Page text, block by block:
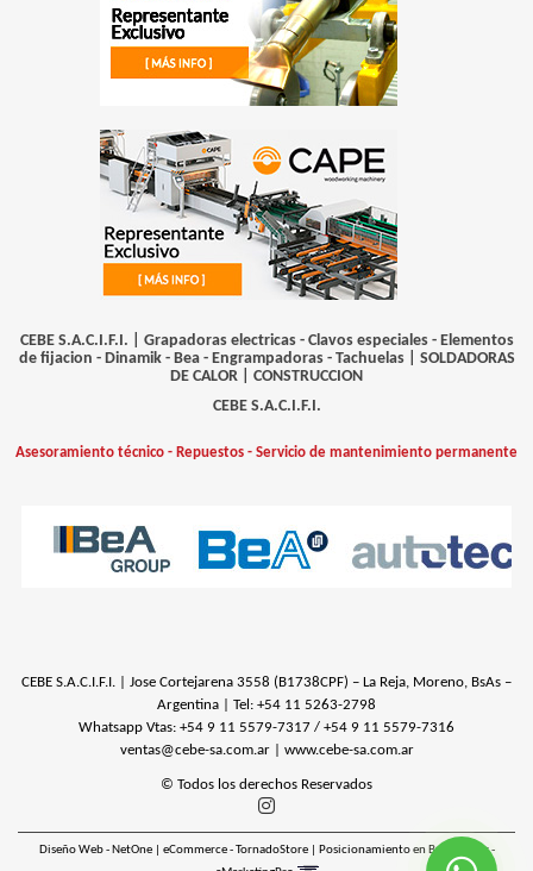
CEBE S.A.C.I.F.I. | Grapadoras electricas - Clavos especiales - Elementos
de fijacion - Dinamik - Bea - Engrampadoras - Tachuelas | SOLDADORAS
DE CALOR
CONSTRUCCION
CEBE S.A.C.I.F.I.
Asesoramiento técnico - Repuestos - Servicio de mantenimiento permanente
CEBE S.A.C.I.F.I. | Jose Cortejarena 3558 (B1738CPF) – La Reja, Moreno, BsAs –
Argentina | Tel: +54 11 5263-2798
Whatsapp Vtas: +54 9 11 5579-7317 / +54 9 11 5579-7316
ventas@cebe-sa.com.ar| www.cebe-sa.com.ar
© Todos los derechos Reservados
Diseño Web - NetOne| eCommerce - TornadoStore| Posicionamiento en Buscadores -